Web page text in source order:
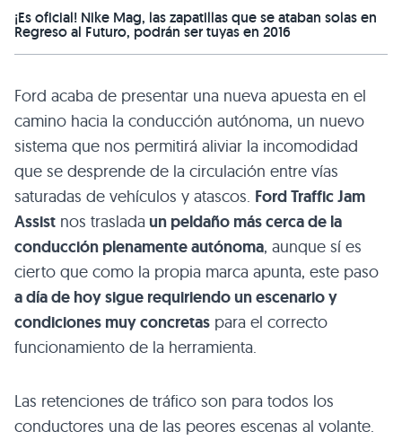
¡Es oficial! Nike Mag, las zapatillas que se ataban solas en
Regreso al Futuro, podrán ser tuyas en 2016
Ford acaba de presentar una nueva apuesta en el
camino hacia la conducción autónoma, un nuevo
sistema que nos permitirá aliviar la incomodidad
que se desprende de la circulación entre vías
saturadas de vehículos y atascos. Ford Traffic Jam
Assist nos traslada un peldaño más cerca de la
conducción plenamente autónoma, aunque sí es
cierto que como la propia marca apunta, este paso
a día de hoy sigue requiriendo un escenario y
condiciones muy concretas para el correcto
funcionamiento de la herramienta.
Las retenciones de tráfico son para todos los
conductores una de las peores escenas al volante.